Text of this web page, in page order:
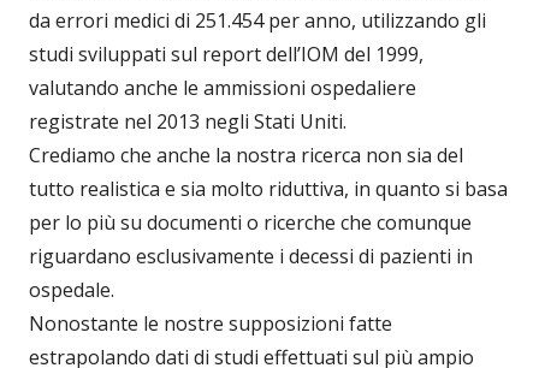
da errori medici di 251.454 per anno, utilizzando gli
studi sviluppati sul report dell’IOM del 1999,
valutando anche le ammissioni ospedaliere
registrate nel 2013 negli Stati Uniti.
Crediamo che anche la nostra ricerca non sia del
tutto realistica e sia molto riduttiva, in quanto si basa
per lo più su documenti o ricerche che comunque
riguardano esclusivamente i decessi di pazienti in
ospedale.
Nonostante le nostre supposizioni fatte
estrapolando dati di studi effettuati sul più ampio